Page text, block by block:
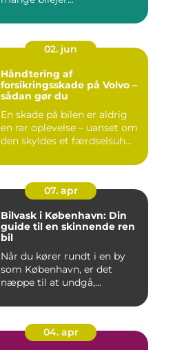
02. jun
Håndtering af
forsikringsskade på Volvo –
sådan gør du
En skade på bilen er aldrig
en rar oplevelse – uanset om
den skyldes et færdselsuh...
07. apr
Bilvask i København: Din
guide til en skinnende ren
bil
Når du kører rundt i en by
som København, er det
næppe til at undgå,...
04. apr